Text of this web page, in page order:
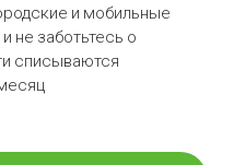
и мобильные
не заботьтесь о
списываются